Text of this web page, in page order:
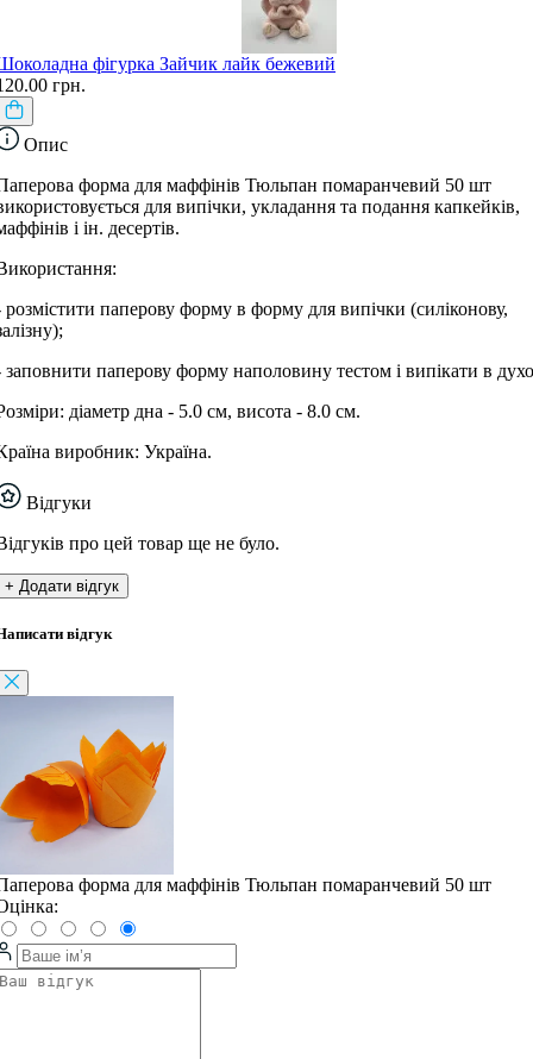
фігурка Зайчик лайк бежевий
грн.
Опис
форма для маффінів Тюльпан помаранчевий 50 шт
для випічки, укладання та подання капкейків,
і ін. десертів.
розмістити паперову форму в форму для випічки (силіконову,
заповнити паперову форму наполовину тестом і випікати в
діаметр дна - 5.0 см, висота - 8.0 см.
виробник: Україна.
Відгуки
про цей товар ще не було.
+ Додати відгук
відгук
форма для маффінів Тюльпан помаранчевий 50 шт